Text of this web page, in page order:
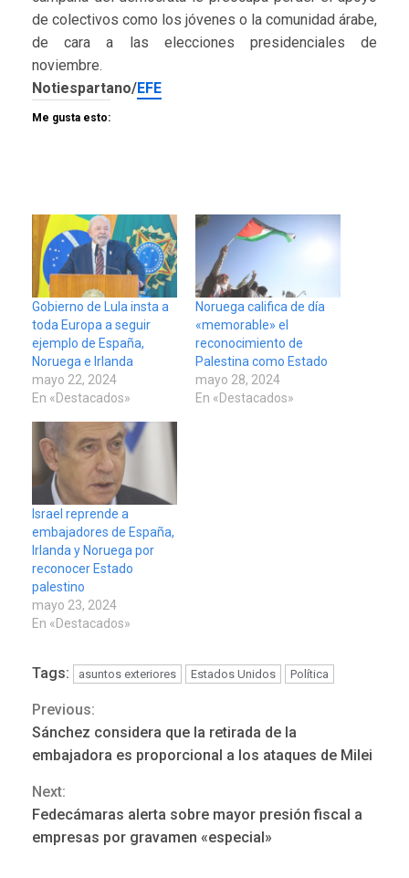
de colectivos como los jóvenes o la comunidad árabe,
de cara a las elecciones presidenciales de
noviembre.
Notiespartano/EFE
Me gusta esto:
Gobierno de Lula insta a
toda Europa a seguir
ejemplo de España,
Noruega e Irlanda
mayo 22, 2024
En «Destacados»
Noruega califica de día
«memorable» el
reconocimiento de
Palestina como Estado
mayo 28, 2024
En «Destacados»
Israel reprende a
embajadores de España,
Irlanda y Noruega por
reconocer Estado
palestino
mayo 23, 2024
En «Destacados»
Tags: asuntos exteriores Estados Unidos Política
Continue
Reading
Previous:
Sánchez considera que la retirada de la
embajadora es proporcional a los ataques de Milei
Next:
Fedecámaras alerta sobre mayor presión fiscal a
empresas por gravamen «especial»
POLÍTICA
TITULARES
ÚLTIMA HORA